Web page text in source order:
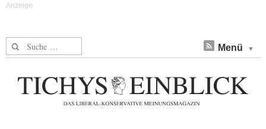
Suche nach: Menü